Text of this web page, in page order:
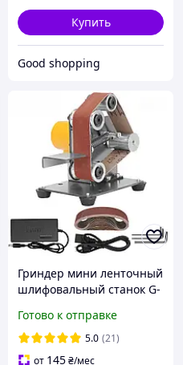
Купить
Good shopping
Гриндер мини ленточный
шлифовальный станок G-
инструмента (10
шлифовочных лент в
подарок) регулятор скор
Готово к отправке
5.0 (21)
от 145₴/мес